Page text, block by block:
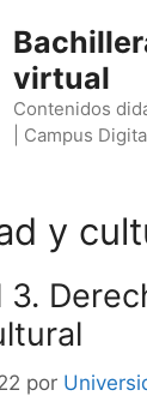
virtual
Contenidos
| Campus
y
por